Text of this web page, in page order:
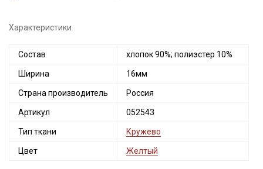
Характеристики
Состав хлопок 90%; полиэстер 10%
Ширина 16мм
Страна производитель Россия
Артикул 052543
Тип ткани Кружево
Цвет Желтый